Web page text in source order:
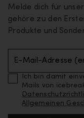
Melde dich für
gehöre zu den
Produkte und
E-Mail-Adresse
Ich bin damit
Mails von
Allgemeinen